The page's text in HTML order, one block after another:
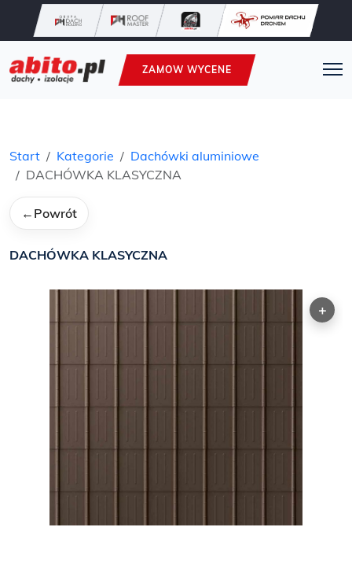
ZAMOW WYCENE
Start Kategorie
Dachówki aluminiowe
DACHÓWKA KLASYCZNA
← Powrót
DACHÓWKA KLASYCZNA
+